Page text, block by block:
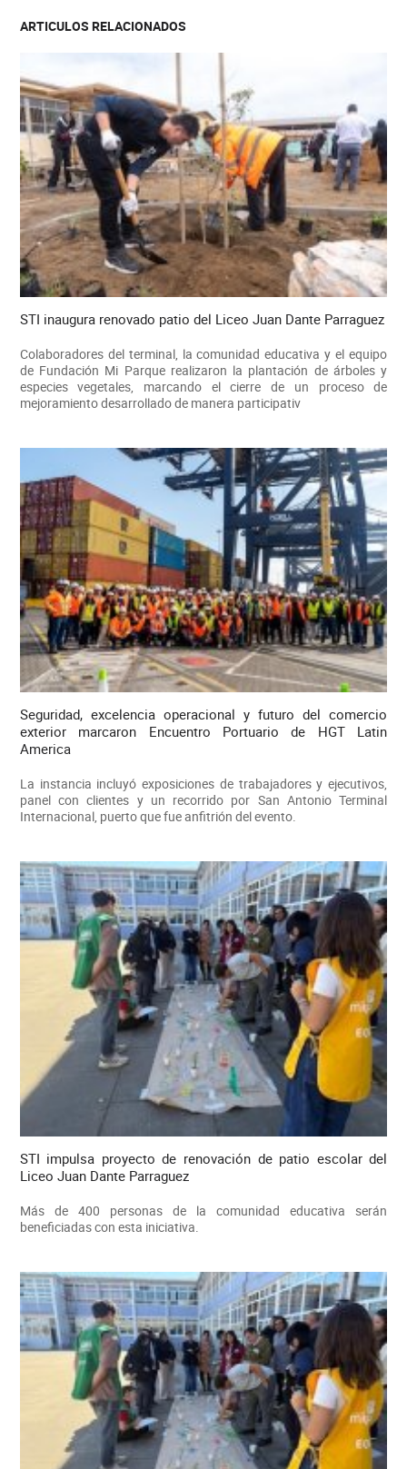
ARTICULOS RELACIONADOS
STI inaugura renovado patio del Liceo Juan Dante Parraguez
Colaboradores del terminal, la comunidad educativa y el equipo
de Fundación Mi Parque realizaron la plantación de árboles y
especies vegetales, marcando el cierre de un proceso de
mejoramiento desarrollado de manera participativ
Seguridad, excelencia operacional y futuro del comercio
exterior marcaron Encuentro Portuario de HGT Latin
America
La instancia incluyó exposiciones de trabajadores y ejecutivos,
panel con clientes y un recorrido por San Antonio Terminal
Internacional, puerto que fue anfitrión del evento.
STI impulsa proyecto de renovación de patio escolar del
Liceo Juan Dante Parraguez
Más de 400 personas de la comunidad educativa serán
beneficiadas con esta iniciativa.